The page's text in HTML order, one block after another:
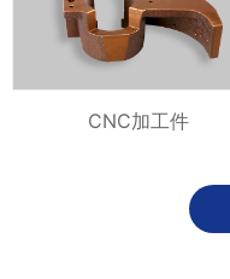
CNC加工件